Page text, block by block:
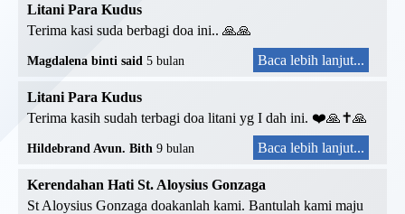
Litani Para Kudus
Terima kasi suda berbagi doa ini.. 🙏🙏
Magdalena binti said 5 bulan Baca lebih lanjut...
Litani Para Kudus
Terima kasih sudah terbagi doa litani yg I dah ini. ❤️🙏✝️🙏
Hildebrand Avun. Bith 9 bulan Baca lebih lanjut...
Kerendahan Hati St. Aloysius Gonzaga
St Aloysius Gonzaga doakanlah kami. Bantulah kami maju